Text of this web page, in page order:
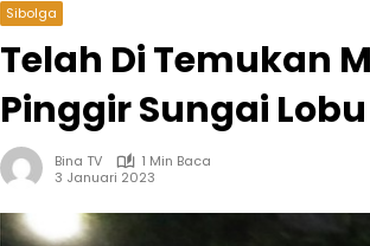
Sibolga
Telah Di Temukan
Pinggir Sungai
Bina TV
1 Min Baca
3 Januari 2023